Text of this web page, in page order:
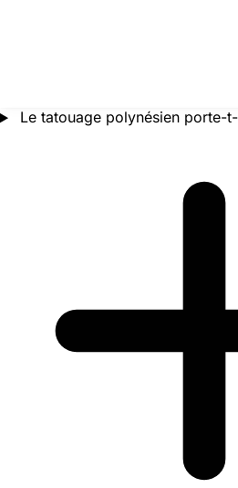
Le tatouage polynésien porte-